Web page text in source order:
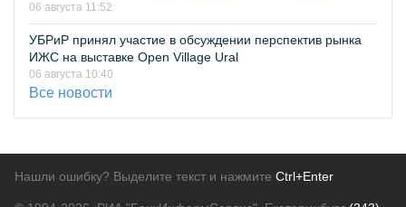
06 августа 11:52
УБРиР принял участие в обсуждении перспектив рынка
ИЖС на выставке Open Village Ural
06 августа 10:40
Все новости
Нашли ошибку? Выделите текст и нажмите Ctrl+Enter